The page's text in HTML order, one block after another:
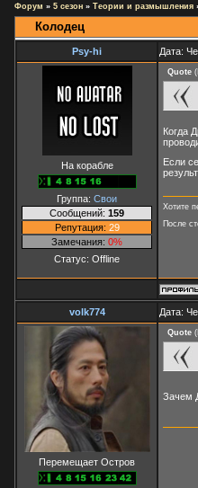
Форум » 5 сезон » Теории и размышления
Колодец
Psy-hi Дата:
На корабле
Группа: Свои
Сообщений: 159
Репутация: 29
Замечания: 0%
Статус: Offline
Quote (
Когда
Если
Хотите
После
volk774 Дата:
Перемещает Остров
Quote (
Зачем